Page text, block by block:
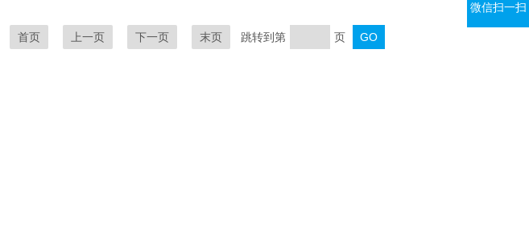
首页 上一页 下一页 末页 跳转到第 页
微信扫一扫